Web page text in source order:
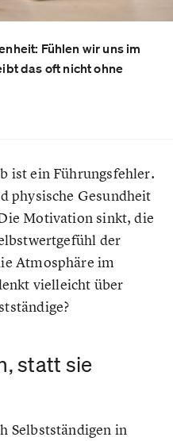
Fühlen wir uns im
das oft nicht ohne
ist ein Führungsfehler.
physische Gesundheit
Motivation sinkt, die
der
Atmosphäre im
vielleicht über
statt sie
Selbstständigen in